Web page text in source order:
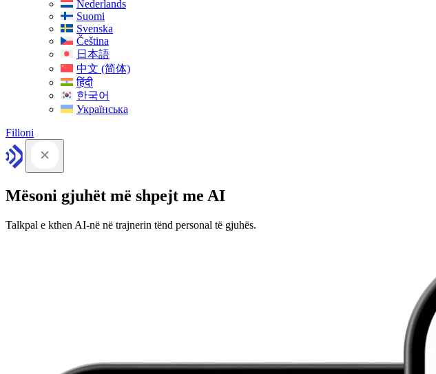
Nederlands
Suomi
Svenska
Čeština
日本語
中文 (简体)
हिंदी
한국어
Українська
Filloni
Mësoni gjuhët më shpejt me AI
Talkpal e kthen AI-në në trajnerin tënd personal të gjuhës.